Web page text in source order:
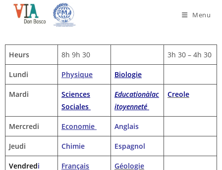
Menu
Heurs 8h 9h 30 3h 30 – 4h 30
Lundi Physique Biologie
Mardi
Sciences
Sociales
Educationàlac
itoyenneté
Creole
Mercredi Economie Anglais
Jeudi Chimie Espagnol
Vendredi Français Géologie